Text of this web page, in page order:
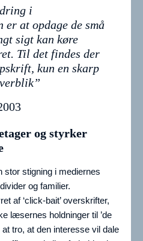
i
at opdage de små
sigt kan køre
Til det findes der
kun en skarp
og styrker
stor stigning i mediernes
og familier.
af ‘click-bait’ overskrifter,
læsernes holdninger til ’de
at tro, at den interesse vil dale